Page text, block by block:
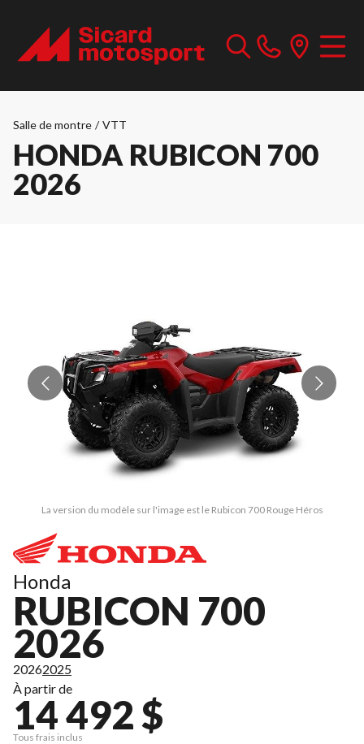
Salle de montre / VTT
HONDA RUBICON 700
2026
La version du modèle sur l'image est le Rubicon 700 Rouge Héros
Honda
RUBICON 700
2026
20262025
À partir de
14 492 $
Tous frais inclus